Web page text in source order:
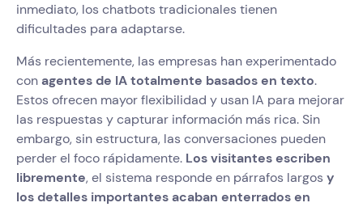
inmediato, los chatbots tradicionales tienen
dificultades para adaptarse.
Más recientemente, las empresas han experimentado
conagentes de IA totalmente basados en texto.
Estos ofrecen mayor flexibilidad y usan IA para mejorar
las respuestas y capturar información más rica. Sin
embargo, sin estructura, las conversaciones pueden
perder el foco rápidamente. Los visitantes escriben
libremente, el sistema responde en párrafos largos y
los detalles importantes acaban enterrados en